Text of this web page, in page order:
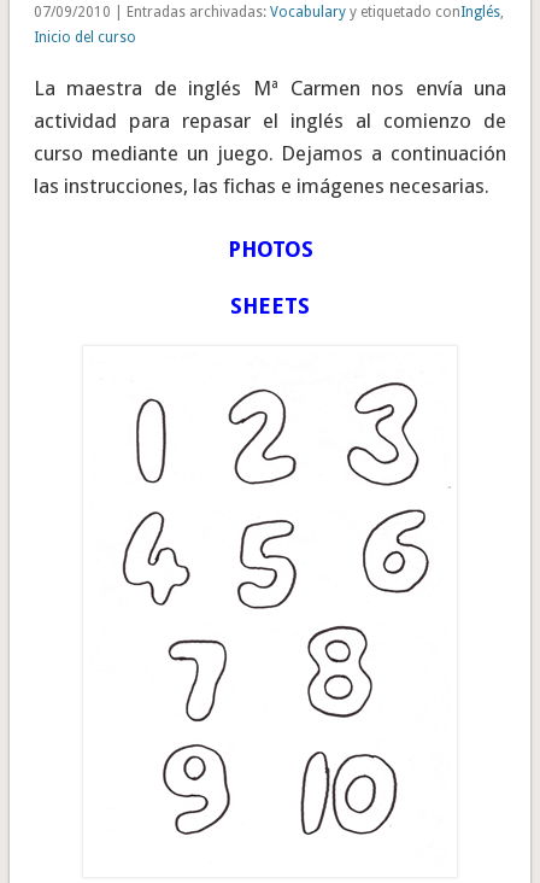
07/09/2010 | Entradas archivadas: Vocabularyy etiquetado conInglés,
Inicio del curso
La maestra de inglés Mª Carmen nos envía una
actividad para repasar el inglés al comienzo de
curso mediante un juego. Dejamos a continuación
las instrucciones, las fichas e imágenes necesarias.
PHOTOS
SHEETS